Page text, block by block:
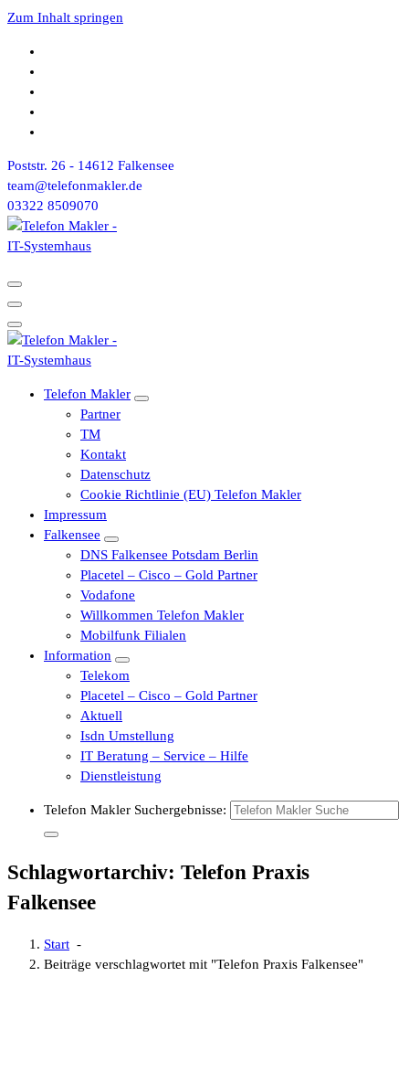
Zum Inhalt springen
Poststr. 26 - 14612 Falkensee
team@telefonmakler.de
03322 8509070
Telefon Makler
Partner
TM
Kontakt
Datenschutz
Cookie Richtlinie (EU) Telefon Makler
Impressum
Falkensee
DNS Falkensee Potsdam Berlin
Placetel – Cisco – Gold Partner
Vodafone
Willkommen Telefon Makler
Mobilfunk Filialen
Information
Telekom
Placetel – Cisco – Gold Partner
Aktuell
Isdn Umstellung
IT Beratung – Service – Hilfe
Dienstleistung
Telefon Makler Suchergebnisse:
Schlagwortarchiv: Telefon Praxis
Falkensee
Start -
Beiträge verschlagwortet mit "Telefon Praxis Falkensee"